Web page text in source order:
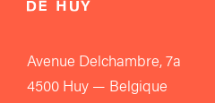
Avenue Delchambre, 7a
4500 Huy — Belgique